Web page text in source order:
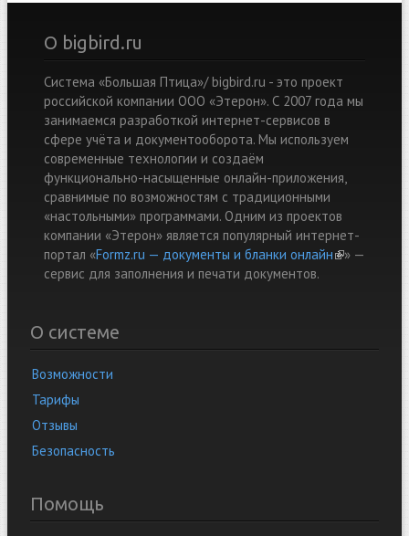
О bigbird.ru
Система «Большая Птица»/ bigbird.ru - это проект
российской компании ООО «Этерон». С 2007 года мы
занимаемся разработкой интернет-сервисов в
сфере учёта и документооборота. Мы используем
современные технологии и создаём
функционально-насыщенные онлайн-приложения,
сравнимые по возможностям с традиционными
«настольными» программами. Одним из проектов
компании «Этерон» является популярный интернет-
портал «Formz.ru — документы и бланки онлайн(link is
» —
cервис для заполнения и печати документов.
О системе
Возможности
Тарифы
Отзывы
Безопасность
Помощь